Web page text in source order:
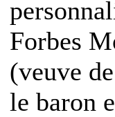
Forbes
(veuve
le baron